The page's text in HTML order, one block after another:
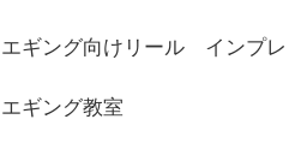
エギング向けリール インプレ
エギング教室